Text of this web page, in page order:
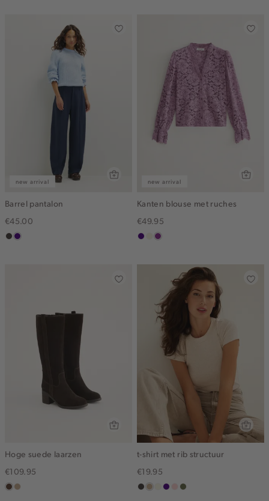
new arrival
Barrel pantalon
€45.00
chocoindigo
new arrival
Kanten blouse met ruches
€49.95
indigo
ecrumiddenpaars
Hoge suede laarzen
€109.95
donkerbruin
zand
t-shirt met rib structuur
€19.95
chocozandwit,indigo
pinkgroen,